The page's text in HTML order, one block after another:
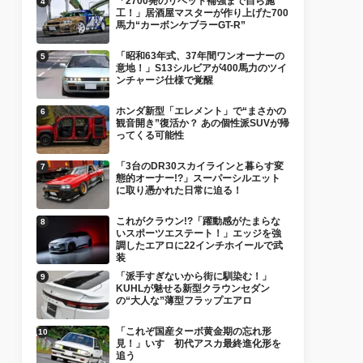
工！」居酒屋マスターが作り上げた700
馬力“カーボンケブラーGT-R”
「昭和63年式、37年間ワンオーナーの
意地！」S13シルビアが400馬力のツイ
ンチャージ仕様で覚醒
ホンダ新型「エレメント」で“まさかの
観音開き”復活か？ あの個性派SUVが帰
ってくる可能性
「3台のDR30スカイラインと暮らす変
態的オーナー!?」スーパーシルエット
に取り憑かれた日常に迫る！
これがクラウン!?「躍動感がたまらな
いスポーツエステート！」エッジを強
調したエアロに22インチホイールで武
装
「派手すぎないから街に馴染む！」
KUHLが魅せる新型クラウンセダン
の“大人な”薄型フラップエアロ
「これぞ国産ターボ黄金期の忘れ形
見！」いすゞ初代アスカ最終進化形を
追う